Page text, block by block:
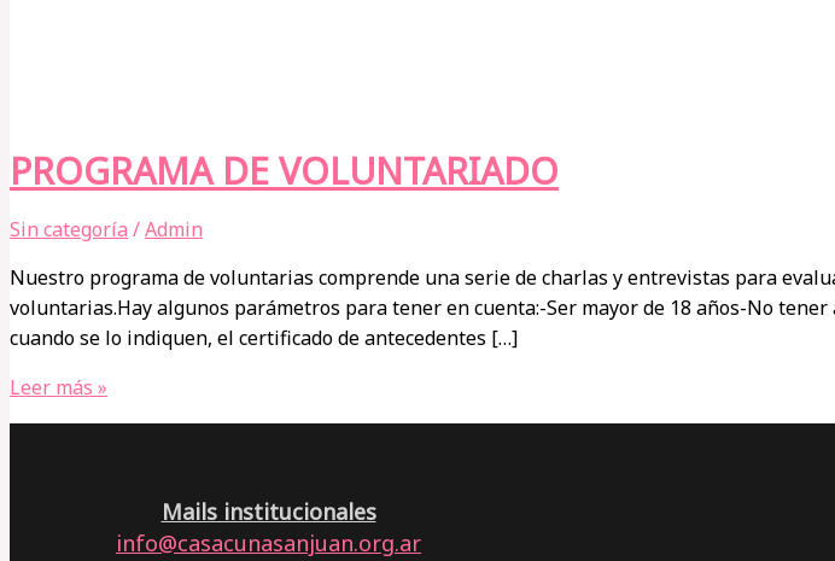
PROGRAMA DE VOLUNTARIADO
Sin categoría /Admin
Nuestro programa de voluntarias comprende una serie de charlas y entrevistas para
voluntarias.Hay algunos parámetros para tener en cuenta:-Ser mayor de 18 años-No
cuando se lo indiquen, el certificado de antecedentes […]
PROGRAMA
DE
Leer más »
Mails institucionales
info@casacunasanjuan.org.ar